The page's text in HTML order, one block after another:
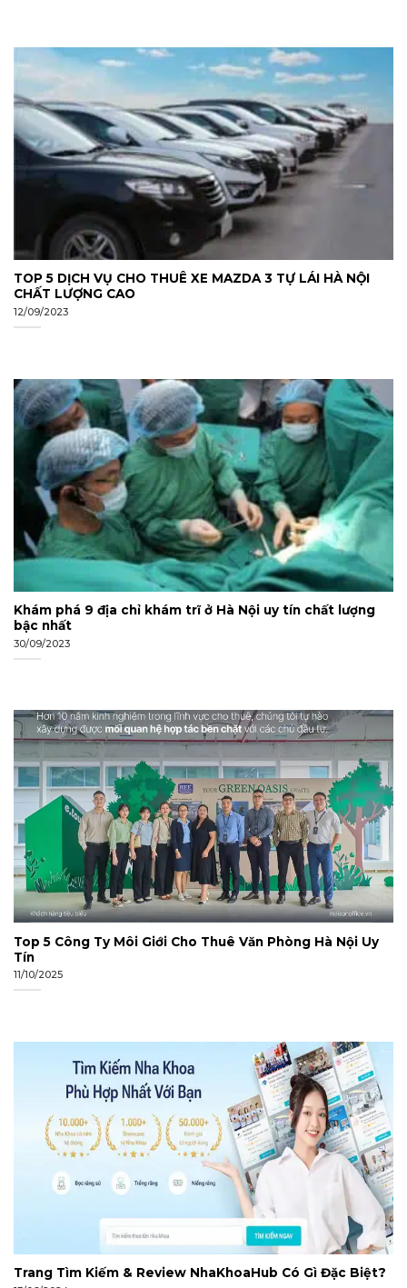
TOP 5 DỊCH VỤ CHO THUÊ XE MAZDA 3 TỰ LÁI HÀ NỘI
CHẤT LƯỢNG CAO
12/09/2023
Khám phá 9 địa chỉ khám trĩ ở Hà Nội uy tín chất lượng
bậc nhất
30/09/2023
Top 5 Công Ty Môi Giới Cho Thuê Văn Phòng Hà Nội Uy
Tín
11/10/2025
Trang Tìm Kiếm & Review NhaKhoaHub Có Gì Đặc Biệt?